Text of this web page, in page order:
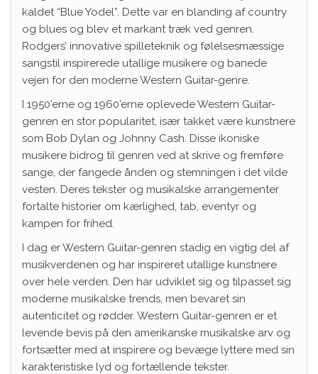
kaldet “Blue Yodel”. Dette var en blanding af country
og blues og blev et markant træk ved genren.
Rodgers’ innovative spilleteknik og følelsesmæssige
sangstil inspirerede utallige musikere og banede
vejen for den moderne Western Guitar-genre.
I 1950’erne og 1960’erne oplevede Western Guitar-
genren en stor popularitet, især takket være kunstnere
som Bob Dylan og Johnny Cash. Disse ikoniske
musikere bidrog til genren ved at skrive og fremføre
sange, der fangede ånden og stemningen i det vilde
vesten. Deres tekster og musikalske arrangementer
fortalte historier om kærlighed, tab, eventyr og
kampen for frihed.
I dag er Western Guitar-genren stadig en vigtig del af
musikverdenen og har inspireret utallige kunstnere
over hele verden. Den har udviklet sig og tilpasset sig
moderne musikalske trends, men bevaret sin
autenticitet og rødder. Western Guitar-genren er et
levende bevis på den amerikanske musikalske arv og
fortsætter med at inspirere og bevæge lyttere med sin
karakteristiske lyd og fortællende tekster.